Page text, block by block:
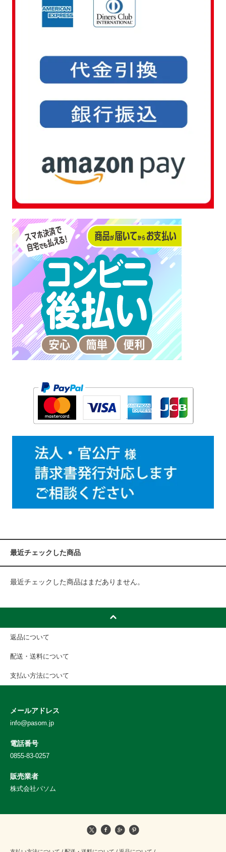
最近チェックした商品
最近チェックした商品はまだありません。
返品について
配送・送料について
支払い方法について
メールアドレス
info@pasom.jp
電話番号
0855-83-0257
販売業者
株式会社パソム